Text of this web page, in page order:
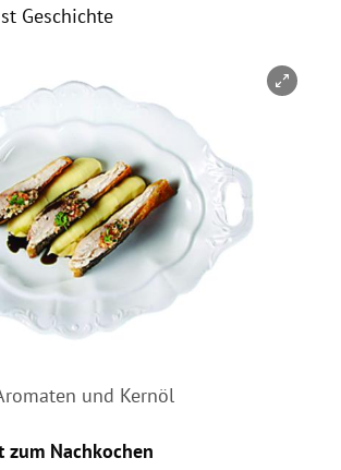
Geschichte
öffnen/schließen
und Kernöl
zum Nachkochen